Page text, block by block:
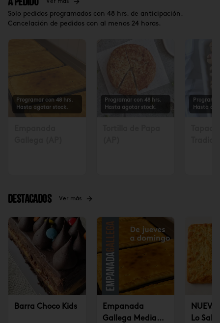
Ver más
Solo pedidos programados con 48 hrs. de anticipación.
Cancelación de pedidos con al menos 24 horas.
Programar con 48 hrs.
Hasta agotar stock.
Programar con 48 hrs.
Hasta agotar stock.
Hasta
Destacados Ver más
Barra Choco Kids
Empanada
Gallega Mediana
Lo